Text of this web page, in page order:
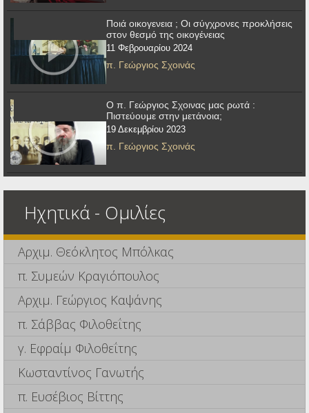
Ποιά οικογενεια ; Οι σύγχρονες προκλήσεις
στον θεσμό της οικογένειας
11 Φεβρουαρίου 2024
π. Γεώργιος Σχοινάς
Ο π. Γεώργιος Σχοινας μας ρωτά :
Πιστεύουμε στην μετάνοια;
19 Δεκεμβρίου 2023
π. Γεώργιος Σχοινάς
Ηχητικά - Ομιλίες
Αρχιμ. Θεόκλητος Μπόλκας
π. Συμεών Κραγιόπουλος
Αρχιμ. Γεώργιος Καψάνης
π. Σάββας Φιλοθεΐτης
γ. Εφραίμ Φιλοθεΐτης
Κωσταντίνος Γανωτής
π. Ευσέβιος Βίττης